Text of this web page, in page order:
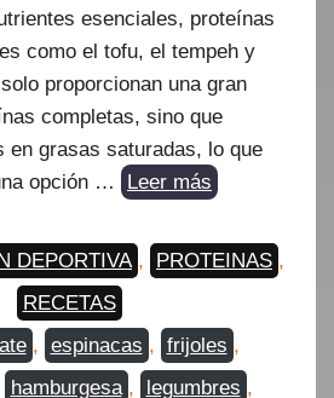
esenciales, proteínas
como el tofu, el tempeh y
proporcionan una gran
completas, sino que
en grasas saturadas, lo que
opción …
Leer más
DEPORTIVA , PROTEINAS ,
RECETAS
, espinacas , frijoles ,
hamburgesa , legumbres ,